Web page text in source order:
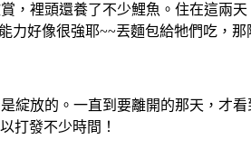
，裡頭還養了不少鯉魚。住在這
好像很強耶~~丟麵包給牠們吃，
綻放的。一直到要離開的那天，
打發不少時間！